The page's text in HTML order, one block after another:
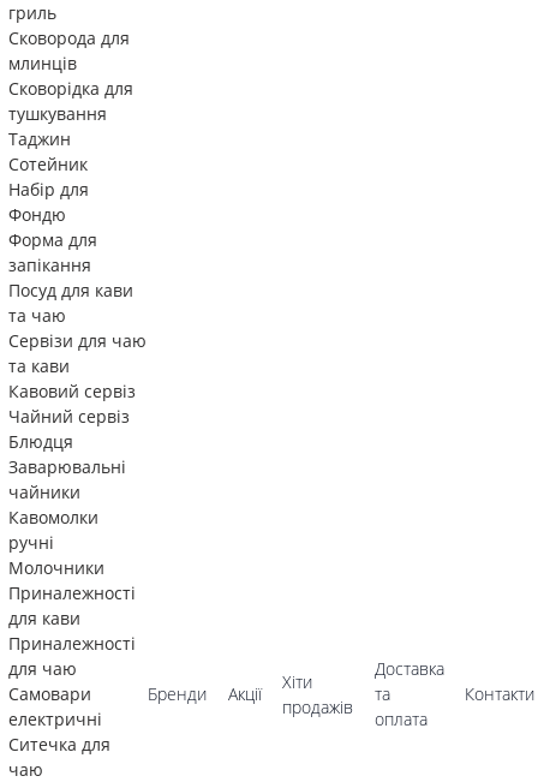
гриль
Сковорода для
млинців
Сковорідка для
тушкування
Таджин
Сотейник
Набір для
Фондю
Форма для
запікання
Посуд для кави
та чаю
Сервізи для чаю
та кави
Кавовий сервіз
Чайний сервіз
Блюдця
Заварювальні
чайники
Кавомолки
ручні
Молочники
Приналежності
для кави
Приналежності
для чаю
Самовари
електричні
Ситечка для
чаю
Бренди Акції
Хіти
продажів
Доставка
та
оплата
Контакти